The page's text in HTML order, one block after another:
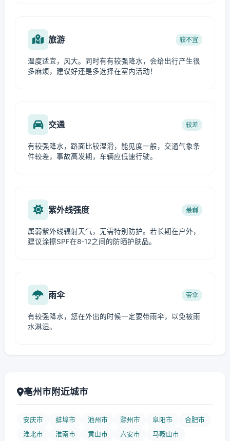
旅游 较不宜
温度适宜，风大。同时有有较强降水，会给出行产生很
多麻烦，建议好还是多选择在室内活动！
交通 较差
有较强降水，路面比较湿滑，能见度一般，交通气象条
件较差，事故高发期，车辆应低速行驶。
紫外线强度 最弱
属弱紫外线辐射天气，无需特别防护。若长期在户外，
建议涂擦SPF在8-12之间的防晒护肤品。
雨伞 带伞
有较强降水，您在外出的时候一定要带雨伞，以免被雨
水淋湿。
亳州市附近城市
安庆市 蚌埠市 池州市 滁州市 阜阳市
合肥市
淮北市
淮南市 黄山市 六安市
马鞍山市